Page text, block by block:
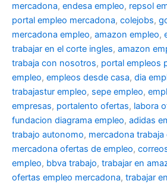
mercadona, endesa empleo, repsol
portal empleo mercadona, colejobs,
mercadona empleo, amazon empleo,
trabajar en el corte ingles, amazon
trabaja con nosotros, portal empleos
empleo, empleos desde casa, dia
trabajastur empleo, sepe empleo,
empresas, portalento ofertas, labora
fundacion diagrama empleo, adidas
trabajo autonomo, mercadona
mercadona ofertas de empleo,
empleo, bbva trabajo, trabajar en
ofertas empleo mercadona, trabajar